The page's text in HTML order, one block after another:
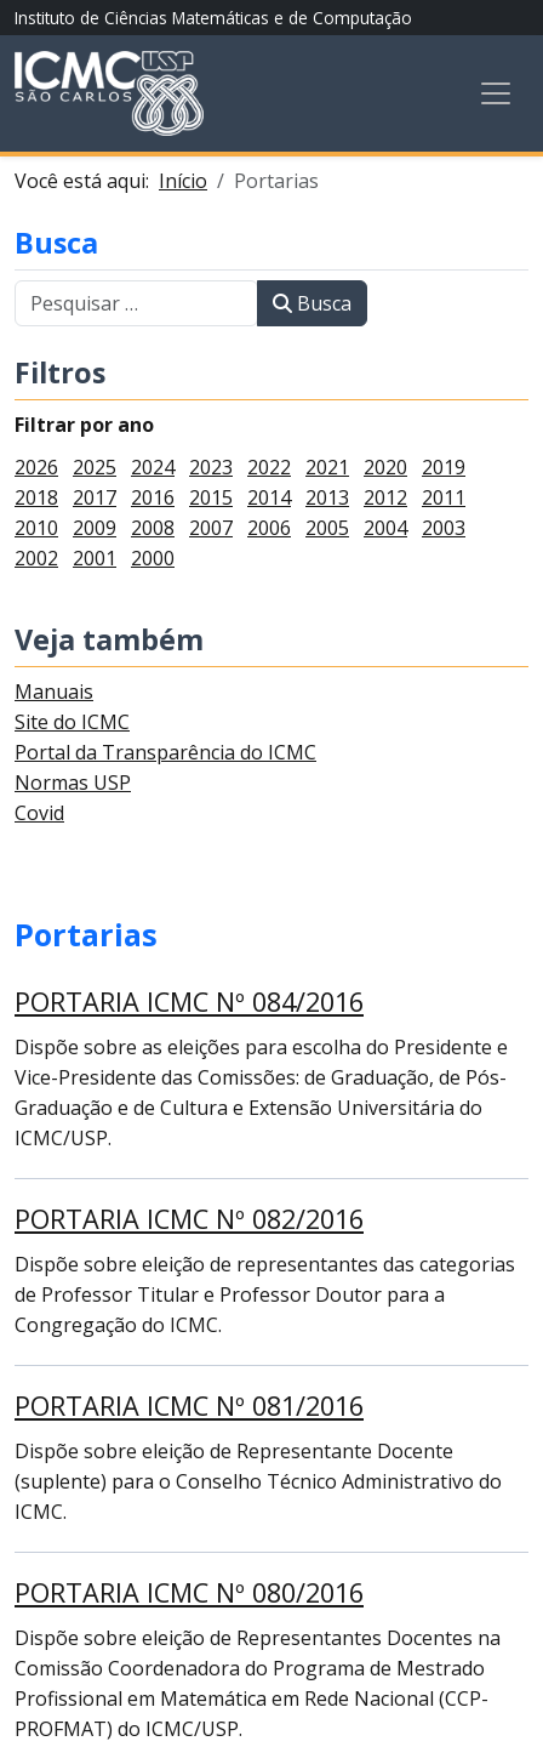
Instituto de Ciências Matemáticas e de Computação
Você está aqui: Início Portarias
Busca
Busca
Filtros
Filtrar por ano
2026
2025 2024 2023 2022 2021 2020
2019
2018
2017 2016 2015 2014 2013 2012
2011
2010
2009 2008 2007 2006 2005 2004 2003
2002
2001 2000
Veja também
Manuais
Site do ICMC
Portal da Transparência do ICMC
Normas USP
Covid
Portarias
PORTARIA ICMC Nº 084/2016
Dispõe sobre as eleições para escolha do Presidente e
Vice-Presidente das Comissões: de Graduação, de Pós-
Graduação e de Cultura e Extensão Universitária do
ICMC/USP.
PORTARIA ICMC Nº 082/2016
Dispõe sobre eleição de representantes das categorias
de Professor Titular e Professor Doutor para a
Congregação do ICMC.
PORTARIA ICMC Nº 081/2016
Dispõe sobre eleição de Representante Docente
(suplente) para o Conselho Técnico Administrativo do
ICMC.
PORTARIA ICMC Nº 080/2016
Dispõe sobre eleição de Representantes Docentes na
Comissão Coordenadora do Programa de Mestrado
Profissional em Matemática em Rede Nacional (CCP-
PROFMAT) do ICMC/USP.